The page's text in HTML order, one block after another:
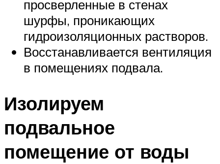
просверленные в стенах
шурфы, проникающих
гидроизоляционных растворов.
Восстанавливается вентиляция
в помещениях подвала.
Изолируем
подвальное
помещение от воды